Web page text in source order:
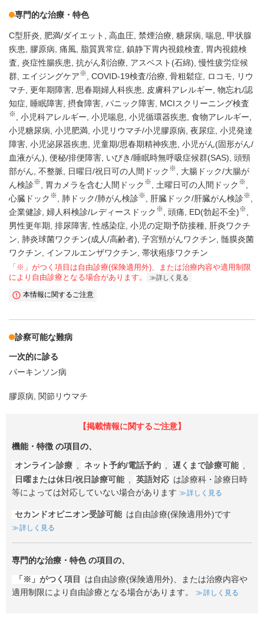
専門的な治療・特色
C型肝炎 肥満/ダイエット 高血圧 禁煙治療 糖尿病 喘息
甲状腺
疾患
膠原病 痛風 脂質異常症 鎮静下胃内視鏡検査
胃内視鏡検
査 炎症性腸疾患 抗がん剤治療 アスベスト(石綿) 慢性疲労症候
群 エイジングケア※ COVID-19検査/治療 骨粗鬆症 ロコモ
リウ
マチ 更年期障害 思春期婦人科疾患 皮膚科アレルギー 物忘れ/認
知症
睡眠障害 摂食障害 パニック障害 MCIスクリーニング検査
※ 小児科アレルギー 小児喘息 小児循環器疾患 食物アレルギー
小児糖尿病 小児肥満 小児リウマチ/小児膠原病 夜尿症 小児発達
障害 小児泌尿器疾患 児童期/思春期精神疾患 小児がん(固形がん/
血液がん) 便秘/排便障害 いびき/睡眠時無呼吸症候群(SAS) 頭頸
部がん 不整脈 日曜日/祝日可の人間ドック ※
大腸ドック/大腸が
ん検診※ 胃カメラを含む人間ドック ※ 土曜日可の人間ドック ※
心臓ドック ※ 肺ドック/肺がん検診※ 肝臓ドック/肝臓がん検診※
企業健診 婦人科検診/レディースドック ※ 頭痛 ED(勃起不全)※
男性更年期 排尿障害 性感染症 小児の定期予防接種
肝炎ワクチ
ン
肺炎球菌ワクチン(成人/高齢者) 子宮頸がんワクチン 髄膜炎菌
ワクチン
インフルエンザワクチン 帯状疱疹ワクチン
「※」がつく項目は自由診療(保険適用外)、または治療内容や適用制限
により自由診療となる場合があります。
詳しく見る
本情報に関するご注意
診察可能な難病
一次的に診る
パーキンソン病
膠原病, 関節リウマチ
【掲載情報に関するご注意】
機能・特徴 の項目の、
オンライン診療 , ネット予約/電話予約 , 遅くまで診療可能 ,
日曜または休日/祝日診療可能 , 英語対応 は診療科・診療日時
等によっては対応していない場合があります
詳しく見る
セカンドオピニオン受診可能 は自由診療(保険適用外)です
詳しく見る
専門的な治療・特色の項目の、
「※」がつく項目
は自由診療(保険適用外)、または治療内容や
適用制限により自由診療となる場合があります。
詳しく見る